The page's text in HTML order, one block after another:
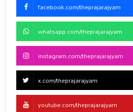
facebook.com/theprajarajyam
whatsapp.com/theprajarajyam
instagram.com/theprajarajyam
x.com/theprajarajyam
youtube.com/theprajarajyam